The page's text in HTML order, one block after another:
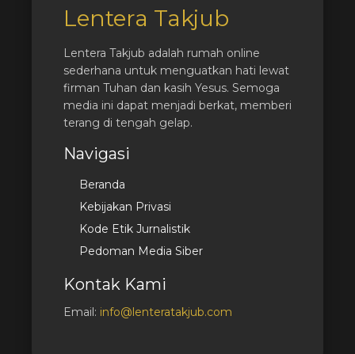
Lentera Takjub
Lentera Takjub adalah rumah online
sederhana untuk menguatkan hati lewat
firman Tuhan dan kasih Yesus. Semoga
media ini dapat menjadi berkat, memberi
terang di tengah gelap.
Navigasi
Beranda
Kebijakan Privasi
Kode Etik Jurnalistik
Pedoman Media Siber
Kontak Kami
Email: info@lenteratakjub.com